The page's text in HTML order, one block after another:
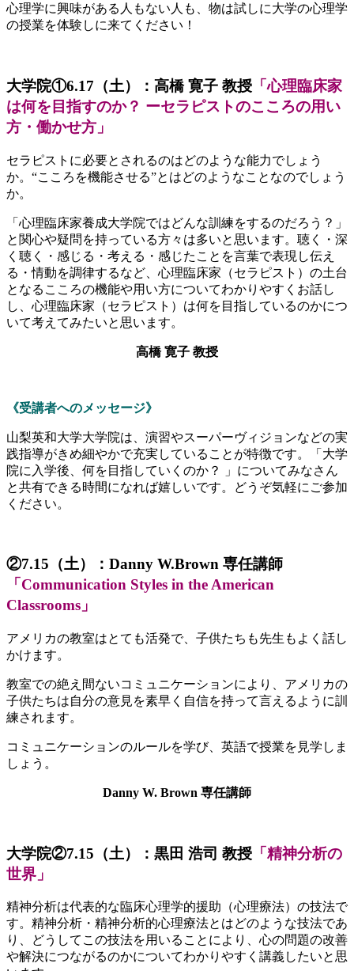
心理学に興味がある人もない人も、物は試しに大学の心理学
の授業を体験しに来てください！
大学院①6.17（土）：高橋 寛子 教授 「心理臨床家
は何を目指すのか？ ーセラピストのこころの用い
方・働かせ方」
セラピストに必要とされるのはどのような能力でしょう
か。“こころを機能させる”とはどのようなことなのでしょう
か。
「心理臨床家養成大学院ではどんな訓練をするのだろう？」
と関心や疑問を持っている方々は多いと思います。聴く・深
く聴く・感じる・考える・感じたことを言葉で表現し伝え
る・情動を調律するなど、心理臨床家（セラピスト）の土台
となるこころの機能や用い方についてわかりやすくお話し
し、心理臨床家（セラピスト）は何を目指しているのかにつ
いて考えてみたいと思います。
高橋 寛子 教授
《受講者へのメッセージ》
山梨英和大学大学院は、演習やスーパーヴィジョンなどの実
践指導がきめ細やかで充実していることが特徴です。「大学
院に入学後、何を目指していくのか？ 」についてみなさん
と共有できる時間になれば嬉しいです。どうぞ気軽にご参加
ください。
②7.15（土）： Danny W.Brown 専任講師
「Communication Styles in the American
Classrooms」
アメリカの教室はとても活発で、子供たちも先生もよく話し
かけます。
教室での絶え間ないコミュニケーションにより、アメリカの
子供たちは自分の意見を素早く自信を持って言えるように訓
練されます。
コミュニケーションのルールを学び、英語で授業を見学しま
しょう。
Danny W. Brown 専任講師
大学院②7.15（土）：黒田 浩司 教授 「精神分析の
世界」
精神分析は代表的な臨床心理学的援助（心理療法）の技法で
す。精神分析・精神分析的心理療法とはどのような技法であ
り、どうしてこの技法を用いることにより、心の問題の改善
や解決につながるのかについてわかりやすく講義したいと思